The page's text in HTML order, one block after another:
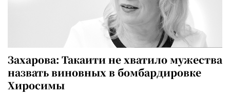
Захарова: Такаити не хватило мужества
назвать виновных в бомбардировке
Хиросимы